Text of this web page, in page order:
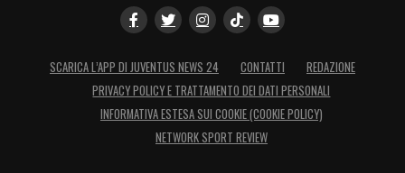
SCARICA L’APP DI JUVENTUS NEWS 24 CONTATTI
REDAZIONE
PRIVACY POLICY E TRATTAMENTO DEI DATI PERSONALI
INFORMATIVA ESTESA SUI COOKIE (COOKIE POLICY)
NETWORK SPORT REVIEW